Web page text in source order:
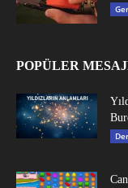
POPÜLER